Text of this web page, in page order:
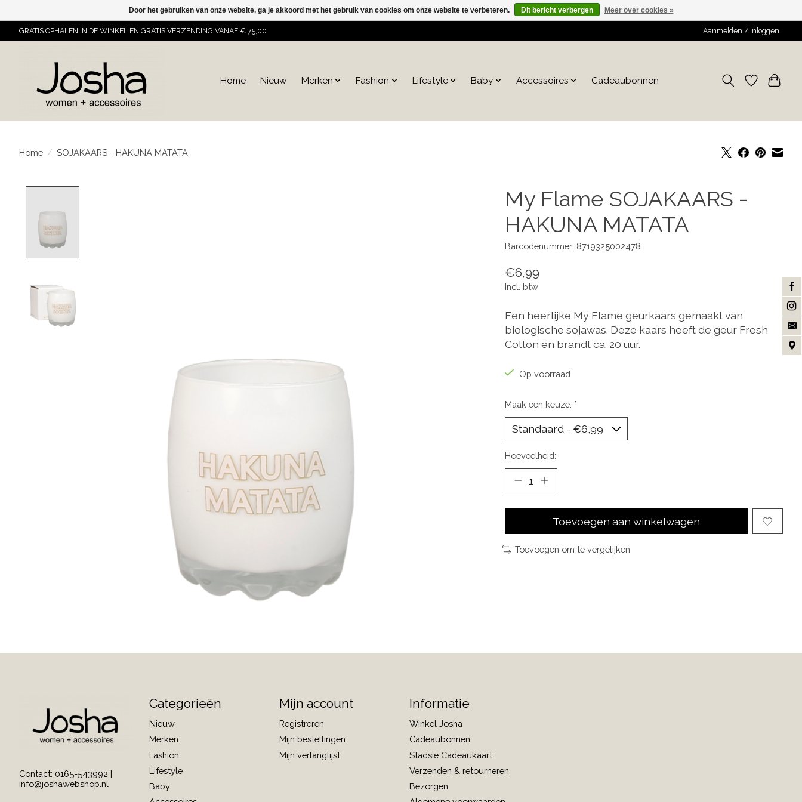
GRATIS OPHALEN IN DE WINKEL EN GRATIS VERZENDING VANAF € 75,00 Aanmelden / Inloggen
Home Nieuw Merken Fashion Lifestyle Baby Accessoires Cadeaubonnen
Home / SOJAKAARS - HAKUNA MATATA
My Flame SOJAKAARS -
HAKUNA MATATA
Barcodenummer: 8719325002478
€6,99
Incl. btw
Een heerlijke My Flame geurkaars gemaakt van
biologische sojawas. Deze kaars heeft de geur Fresh
Cotton en brandt ca. 20 uur.
Op voorraad
Maak een keuze: *
Hoeveelheid:
Toevoegen aan winkelwagen
Toevoegen om te vergelijken
Contact: 0165-543992 |
info@joshawebshop.nl
Categorieën
Nieuw
Merken
Fashion
Lifestyle
Baby
Mijn account
Registreren
Mijn bestellingen
Mijn verlanglijst
Informatie
Winkel Josha
Cadeaubonnen
Stadsie Cadeaukaart
Verzenden & retourneren
Bezorgen
Door het gebruiken van onze website, ga je akkoord met het gebruik van cookies om onze website te verbeteren. Dit bericht verbergen Meer over cookies »